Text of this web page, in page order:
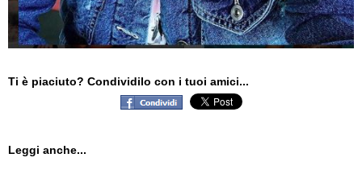
Ti è piaciuto? Condividilo con i tuoi amici...
Leggi anche...